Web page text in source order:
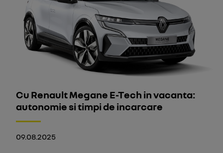
Cu Renault Megane E-Tech in vacanta:
autonomie si timpi de incarcare
09.08.2025